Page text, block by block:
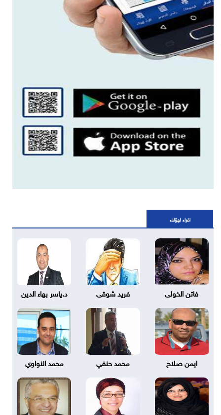
اقراء لهؤلاء
فاتن الخولى فريد شوقى د.ياسر بهاء الدين
ايمن صلاح محمد حنفي محمد النواوي